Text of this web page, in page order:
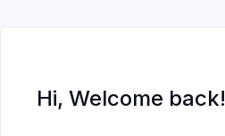
Hi, Welcome back!